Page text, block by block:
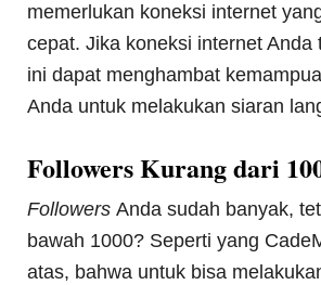
memerlukan koneksi internet
cepat. Jika koneksi internet Anda
ini dapat menghambat
Anda untuk melakukan siaran
Followers Kurang dari
FollowersAnda sudah banyak,
bawah 1000? Seperti yang
atas, bahwa untuk bisa